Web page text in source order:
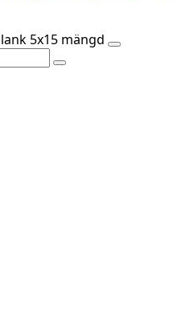
5x15 mängd